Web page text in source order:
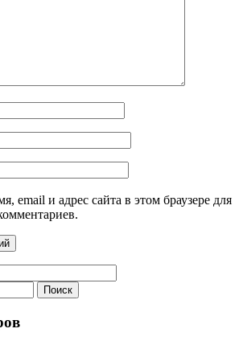
email и адрес сайта в этом браузере для
Поиск